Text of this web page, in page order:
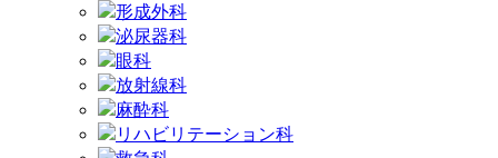
形成外科
泌尿器科
眼科
放射線科
麻酔科
リハビリテーション科